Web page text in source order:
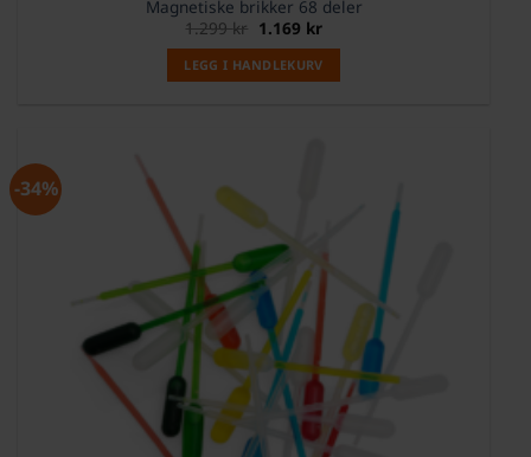
Magnetiske brikker 68 deler
1.299kr Opprinnelig
pris
var:
1.299 kr.
1.169 krNåværende
er:
1.169 kr.
LEGG I HANDLEKURV
-34%